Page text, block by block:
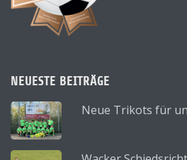
NEUESTE BEITRÄGE
Neue Trikots für